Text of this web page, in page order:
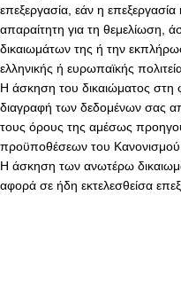
επεξεργασία, εάν η
απαραίτητη για τη θεμελίωση,
δικαιωμάτων της ή την
ελληνικής ή ευρωπαϊκής
Η άσκηση του δικαιώματος στη
διαγραφή των δεδομένων σας
τους όρους της αμέσως
προϋποθέσεων του Κανονισμού.
Η άσκηση των ανωτέρω
αφορά σε ήδη εκτελεσθείσα